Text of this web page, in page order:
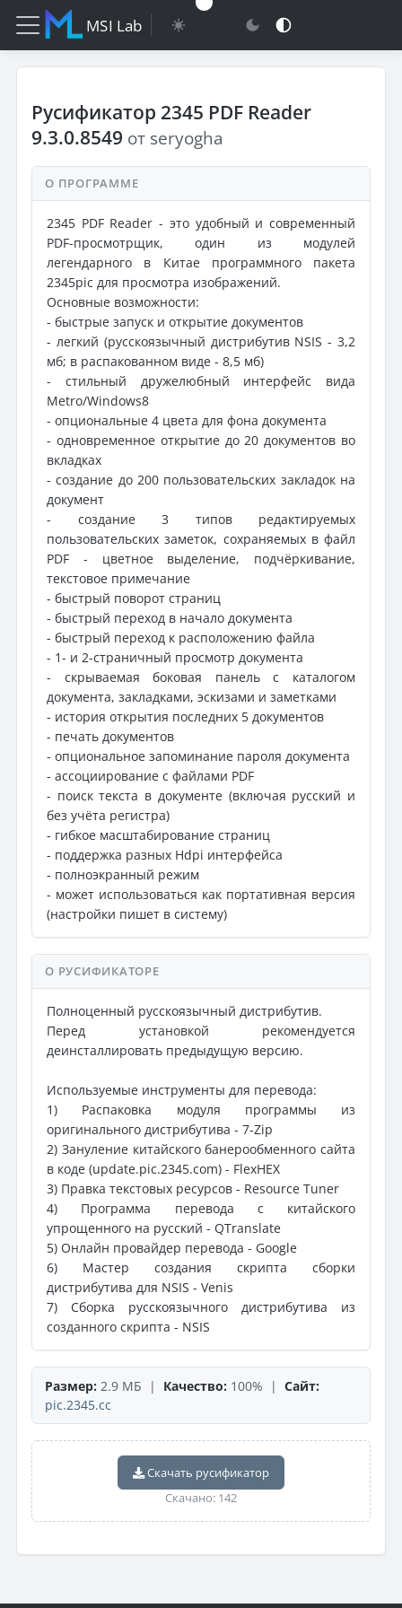
MSI Lab
Русификатор 2345 PDF Reader
9.3.0.8549 от seryogha
О ПРОГРАММЕ
2345 PDF Reader - это удобный и современный
PDF-просмотрщик, один из модулей
легендарного в Китае программного пакета
2345pic для просмотра изображений.
Основные возможности:
- быстрые запуск и открытие документов
- легкий (русскоязычный дистрибутив NSIS - 3,2
мб; в распакованном виде - 8,5 мб)
- стильный дружелюбный интерфейс вида
Metro/Windows8
- опциональные 4 цвета для фона документа
- одновременное открытие до 20 документов во
вкладках
- создание до 200 пользовательских закладок на
документ
- создание 3 типов редактируемых
пользовательских заметок, сохраняемых в файл
PDF - цветное выделение, подчёркивание,
текстовое примечание
- быстрый поворот страниц
- быстрый переход в начало документа
- быстрый переход к расположению файла
- 1- и 2-страничный просмотр документа
- скрываемая боковая панель с каталогом
документа, закладками, эскизами и заметками
- история открытия последних 5 документов
- печать документов
- опциональное запоминание пароля документа
- ассоциирование с файлами PDF
- поиск текста в документе (включая русский и
без учёта регистра)
- гибкое масштабирование страниц
- поддержка разных Hdpi интерфейса
- полноэкранный режим
- может использоваться как портативная версия
(настройки пишет в систему)
О РУСИФИКАТОРЕ
Полноценный русскоязычный дистрибутив.
Перед установкой рекомендуется
деинсталлировать предыдущую версию.
Используемые инструменты для перевода:
1) Распаковка модуля программы из
оригинального дистрибутива - 7-Zip
2) Зануление китайского банерообменного сайта
в коде (update.pic.2345.com) - FlexHEX
3) Правка текстовых ресурсов - Resource Tuner
4) Программа перевода с китайского
упрощенного на русский - QTranslate
5) Онлайн провайдер перевода - Google
6) Мастер создания скрипта сборки
дистрибутива для NSIS - Venis
7) Сборка русскоязычного дистрибутива из
созданного скрипта - NSIS
Размер: 2.9 МБ | Качество: 100% | Сайт:
pic.2345.cc
Скачать русификатор
Скачано: 142